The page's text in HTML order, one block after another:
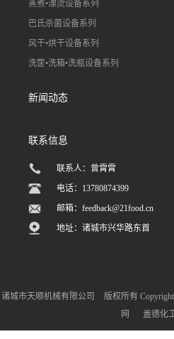
蒸煮•漂烫设备系列
巴氏杀菌设备系列
风干•烘干设备系列
洗筐•洗箱•洗瓶设备系列
新闻动态
联系信息
联系人：曾霄霄
电话：13780874399
邮箱：feedback@21food.cn
地址：诸城市兴华路东首
诸城市天顺机械有限公司 版权所有
网
盖德化